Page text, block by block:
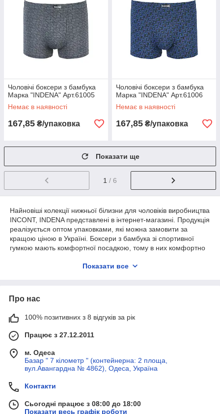
Чоловічі боксери з бамбука
Марка "INDENA" Арт.61005
Немає в наявності
167,85 ₴/упаковка
Чоловічі боксери з бамбука
Марка "INDENA" Арт.61006
Немає в наявності
167,85 ₴/упаковка
Показати ще
1 / 6
Найновіші колекції нижньої білизни для чоловіків виробництва
INCONT, INDENA представлені в інтернет-магазині. Продукція
реалізується оптом упаковками, які можна замовити за
кращою ціною в Україні. Боксери з бамбука зі спортивної
гумкою мають комфортної посадкою, тому в них комфортно
Нижню білизну представлена великою різноманітністю
спортивної гумкою підходять для різних типів фігури, тому
Труси боксери зі спортивної гумкою
Популярність трусів боксерів зі спортивної гумкою
обумовлена зручністю. Вони не здавлюють талію, стегна. В
них комфортно займатися спортом, перебувати на протязі
всього дня. Чоловічі труси з бамбука забезпечують
навіть влітку. Серед інших переваг моделей можна назвати:
проблем з підбором відповідних моделей;
Показати все
Про нас
100% позитивних з 8 відгуків за рік
Працює з 27.12.2011
м. Одеса
Базар " 7 кілометр " (контейнерна: 2 площа,
вул.Авангардна № 4862), Одеса, Україна
Контакти
Сьогодні працює з 08:00 до 18:00
Показати весь графік роботи